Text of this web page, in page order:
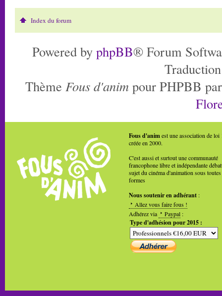
Index du forum
Powered by phpBB® Forum
Thème Fous d'anim pour PHPBB
Fous d'animest une association de loi
créée en 2000.
C'est aussi et surtout une communauté
francophone libre et indépendante
sujet du cinéma d'animation sous toutes
formes
Nous soutenir en adhérant :
Allez vous faire fous !
Adhérez via
Paypal :
Type d'adhésion pour 2015 :